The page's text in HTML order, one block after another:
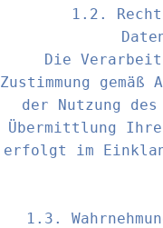
1.2.
Die
Zustimmung
der Nutzung
Übermittlung
erfolgt im
1.3.